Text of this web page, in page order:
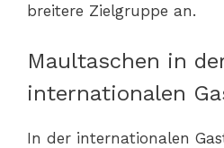
breitere Zielgruppe an.
Maultaschen in
internationalen
In der internationalen